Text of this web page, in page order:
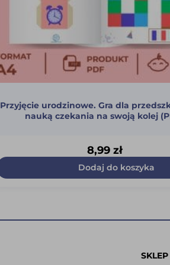
Przyjęcie urodzinowe. Gra dla
nauką czekania na swoją kolej
8,99zł
Dodaj do koszyka
SKLEP